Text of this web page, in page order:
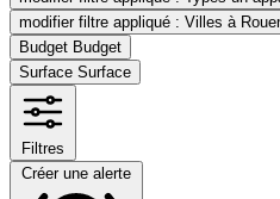
modifier filtre appliqué : Villes à
Budget Budget
Surface Surface
Filtres
Créer une alerte